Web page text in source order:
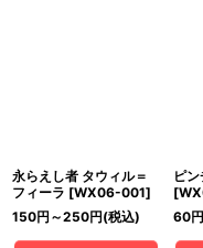
永らえし者 タウィル＝
フィーラ [WX06-001]
150円 ～250円(税込)
ピ
[
60円